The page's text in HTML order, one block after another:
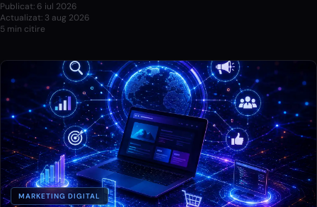
Publicat: 6 iul 2026
Actualizat: 3 aug 2026
5 min citire
MARKETING DIGITAL